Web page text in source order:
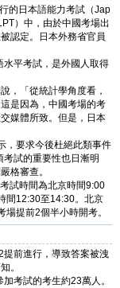
的日本語能力考試（Jap
）中，由於中國考場出
認定。日本外務省官員
水平考試，是外國人取得
，「從統計學角度看，
是因為，中國考場的考
媒體所致。但是，日本
，要求今後杜絕此類事件
試的重要性也日漸明
格審查。
試時間為北京時間9:00
間12:30至14:30。北京
提前2個半小時開考。
提前進行，導致答案被洩
。
考試的考生約23萬人。